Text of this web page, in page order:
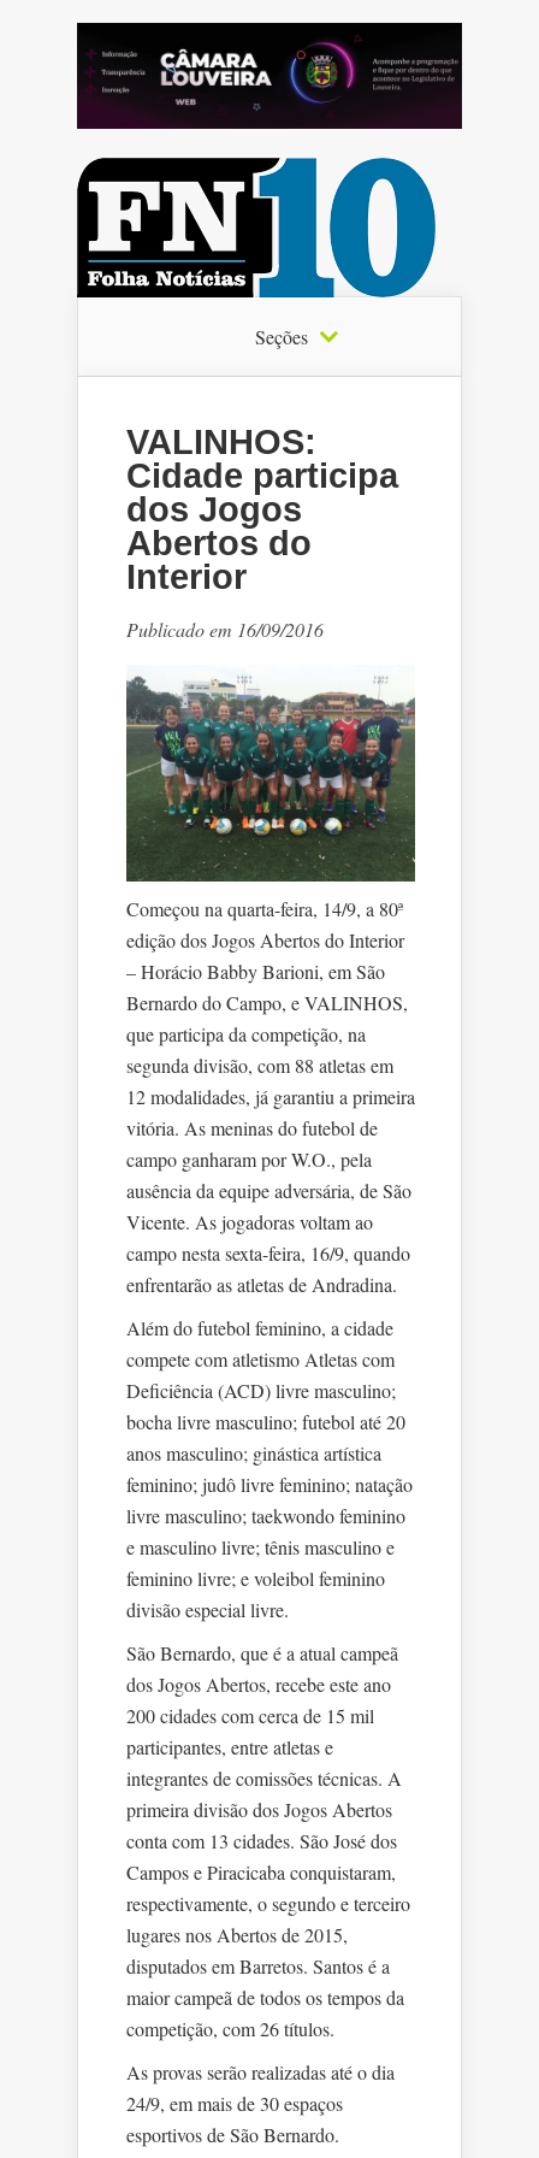
Seções
VALINHOS:
Cidade participa
dos Jogos
Abertos do
Interior
Publicado em 16/09/2016
Começou na quarta-feira, 14/9, a 80ª
edição dos Jogos Abertos do Interior
– Horácio Babby Barioni, em São
Bernardo do Campo, e VALINHOS,
que participa da competição, na
segunda divisão, com 88 atletas em
12 modalidades, já garantiu a primeira
vitória. As meninas do futebol de
campo ganharam por W.O., pela
ausência da equipe adversária, de São
Vicente. As jogadoras voltam ao
campo nesta sexta-feira, 16/9, quando
enfrentarão as atletas de Andradina.
Além do futebol feminino, a cidade
compete com atletismo Atletas com
Deficiência (ACD) livre masculino;
bocha livre masculino; futebol até 20
anos masculino; ginástica artística
feminino; judô livre feminino; natação
livre masculino; taekwondo feminino
e masculino livre; tênis masculino e
feminino livre; e voleibol feminino
divisão especial livre.
São Bernardo, que é a atual campeã
dos Jogos Abertos, recebe este ano
200 cidades com cerca de 15 mil
participantes, entre atletas e
integrantes de comissões técnicas. A
primeira divisão dos Jogos Abertos
conta com 13 cidades. São José dos
Campos e Piracicaba conquistaram,
respectivamente, o segundo e terceiro
lugares nos Abertos de 2015,
disputados em Barretos. Santos é a
maior campeã de todos os tempos da
competição, com 26 títulos.
As provas serão realizadas até o dia
24/9, em mais de 30 espaços
esportivos de São Bernardo.